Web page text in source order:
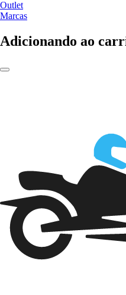
Outlet
Marcas
Adicionando ao